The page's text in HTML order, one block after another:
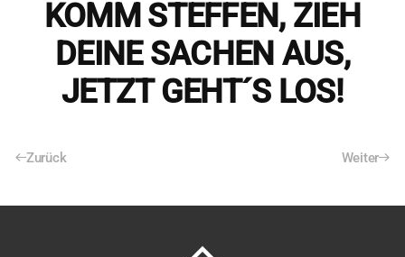
KOMM STEFFEN, ZIEH
DEINE SACHEN AUS,
JETZT GEHT´S LOS!
Zurück Weiter